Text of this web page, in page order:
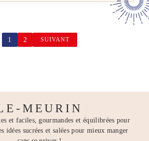
1 2 SUIVANT
MEURIN
et faciles, gourmandes et équilibrées pour
idées sucrées et salées pour mieux manger